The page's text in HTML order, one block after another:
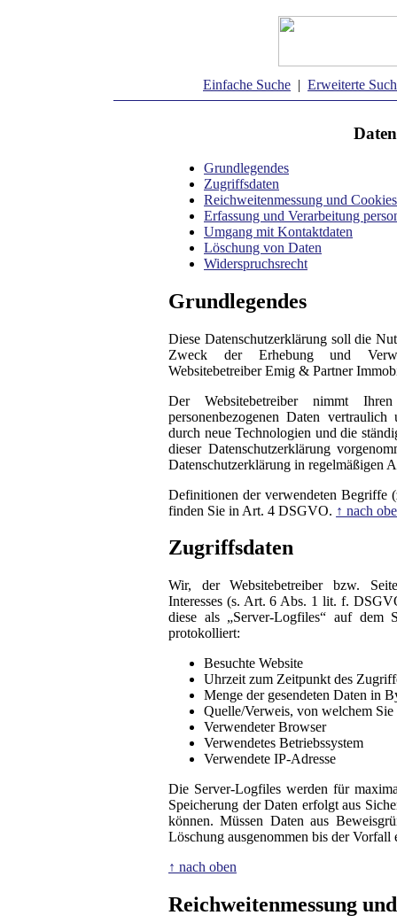
Einfache Suche | Erweiterte
Grundlegendes
Zugriffsdaten
Reichweitenmessung und Cookies
Erfassung und Verarbeitung
Umgang mit Kontaktdaten
Löschung von Daten
Widerspruchsrecht
Grundlegendes
Diese Datenschutzerklärung soll die
Zweck der Erhebung und
Websitebetreiber Emig & Partner
Der Websitebetreiber nimmt
personenbezogenen Daten
durch neue Technologien und die
dieser Datenschutzerklärung
Datenschutzerklärung in regelmäßigen
Definitionen der verwendeten Begriffe
finden Sie in Art. 4 DSGVO. ↑ nach
Zugriffsdaten
Wir, der Websitebetreiber bzw.
Interesses (s. Art. 6 Abs. 1 lit. f.
diese als „Server-Logfiles“ auf dem
protokolliert:
Besuchte Website
Uhrzeit zum Zeitpunkt des
Menge der gesendeten Daten in
Quelle/Verweis, von welchem Sie
Verwendeter Browser
Verwendetes Betriebssystem
Verwendete IP-Adresse
Die Server-Logfiles werden für
Speicherung der Daten erfolgt aus
können. Müssen Daten aus
Löschung ausgenommen bis der Vorfall
↑ nach oben
Reichweitenmessung